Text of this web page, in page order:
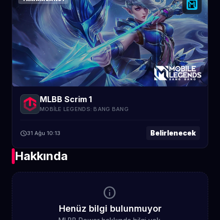
MLBB Scrim 1
MOBILE LEGENDS: BANG BANG
schedule31 Ağu 10:13 Belirlenecek
Hakkında
info
Henüz bilgi bulunmuyor